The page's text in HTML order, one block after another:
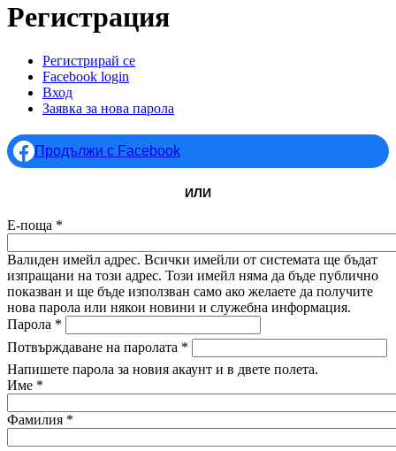
Регистрация
Primary tabs
Регистрирай се
Facebook login
Вход
Заявка за нова парола
Продължи с Facebook
ИЛИ
Е-поща *
Валиден имейл адрес. Всички имейли от системата ще бъдат
изпращани на този адрес. Този имейл няма да бъде публично
показван и ще бъде използван само ако желаете да получите
нова парола или някои новини и служебна информация.
Парола *
Потвърждаване на паролата *
Напишете парола за новия акаунт и в двете полета.
Име *
Фамилия *